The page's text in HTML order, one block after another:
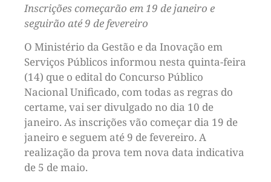
Inscrições começarão em 19 de janeiro e
seguirão até 9 de fevereiro
O Ministério da Gestão e da Inovação em
Serviços Públicos informou nesta quinta-feira
(14) que o edital do Concurso Público
Nacional Unificado, com todas as regras do
certame, vai ser divulgado no dia 10 de
janeiro. As inscrições vão começar dia 19 de
janeiro e seguem até 9 de fevereiro. A
realização da prova tem nova data indicativa
de 5 de maio.